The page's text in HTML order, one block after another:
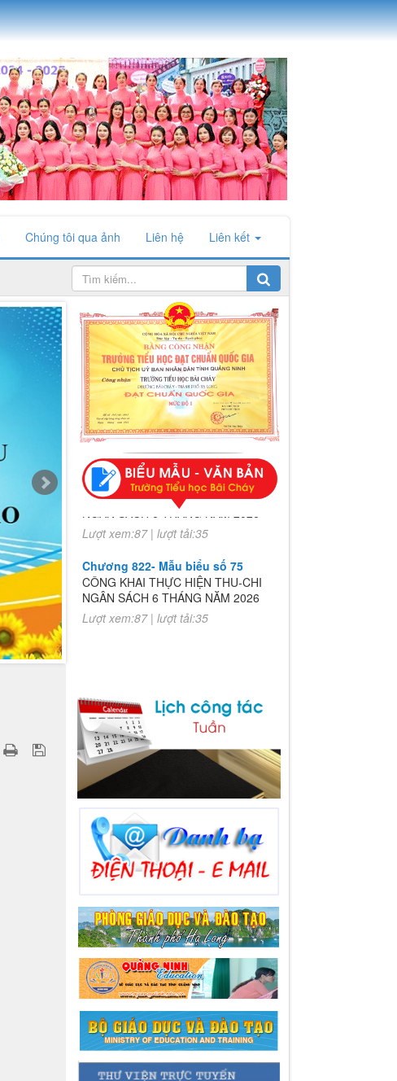
Chúng tôi qua ảnh Liên hệ Liên kết
Chương 822- Mẫu biểu số 75
CÔNG KHAI THỰC HIỆN THU-CHI
NGÂN SÁCH 6 THÁNG NĂM 2026
Lượt xem:87 | lượt tải:35
Chương 822- Mẫu biểu số 75
NGÂN SÁCH 6 THÁNG NĂM 2026
Lượt xem:87 | lượt tải:35